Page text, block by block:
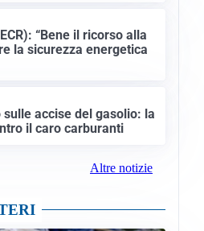
“Bene il ricorso alla
la sicurezza energetica
accise del gasolio: la
il caro carburanti
Altre notizie